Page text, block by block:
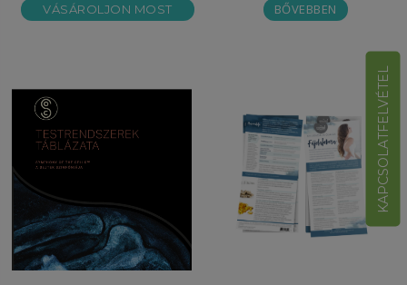
VÁSÁROLJON MOST BŐVEBBEN
KAPCSOLATFELVÉTEL